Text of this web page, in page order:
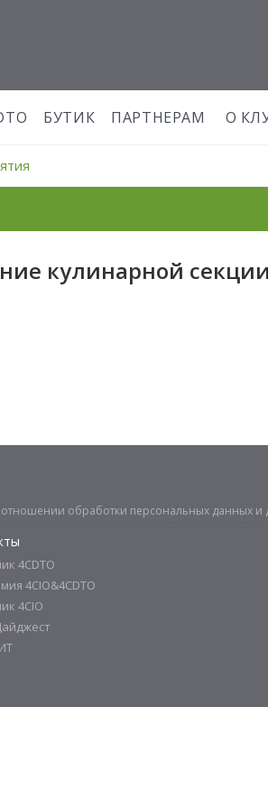
БУТИК ПАРТНЕРАМ О
кулинарной
отношении обработки персональных данных и
4CDTO
4CIO&4CDTO
4CIO